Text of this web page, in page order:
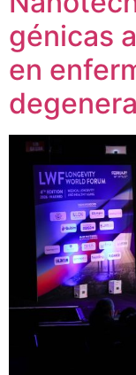
génicas
en